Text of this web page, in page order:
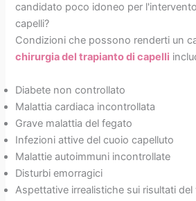
candidato poco idoneo per
capelli?
Condizioni che possono renderti un
chirurgia del trapianto di capelli
Diabete non controllato
Malattia cardiaca incontrollata
Grave malattia del fegato
Infezioni attive del cuoio capelluto
Malattie autoimmuni incontrollate
Disturbi emorragici
Aspettative irrealistiche sui risultati